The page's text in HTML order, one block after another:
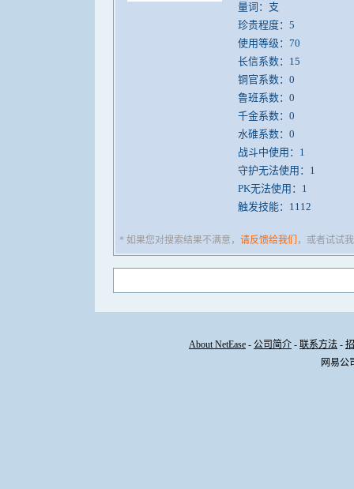
量词：支
珍贵程度：5
使用等级：70
长信系数：15
铜官系数：0
鲁班系数：0
千金系数：0
水碓系数：0
战斗中使用：1
守护无法使用：1
PK无法使用：1
触发技能：1112
* 如果您对搜索结果不满意， 请反馈给我们 ，或者试试
About NetEase - 公司简介 - 联系方法 -
网易公